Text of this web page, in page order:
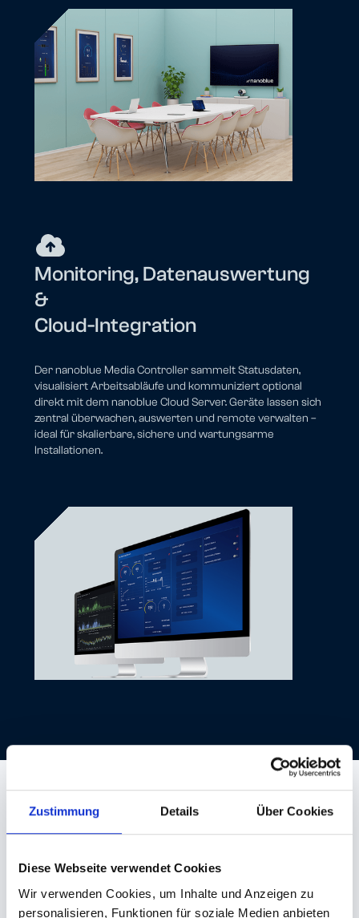
Zustimmung Details Über Cookies
Diese Webseite verwendet Cookies
Wir verwenden Cookies, um Inhalte und Anzeigen zu
personalisieren, Funktionen für soziale Medien anbieten
Monitoring, Datenauswertung
&
Cloud-Integration
Der nanoblue Media Controller sammelt Statusdaten,
visualisiert Arbeitsabläufe und kommuniziert optional
direkt mit dem nanoblue Cloud Server. Geräte lassen sich
zentral überwachen, auswerten und remote verwalten –
ideal für skalierbare, sichere und wartungsarme
Installationen.
nanoblue Media Controller
Nanoblue Media Controller – Die einfachste Art, professionelle